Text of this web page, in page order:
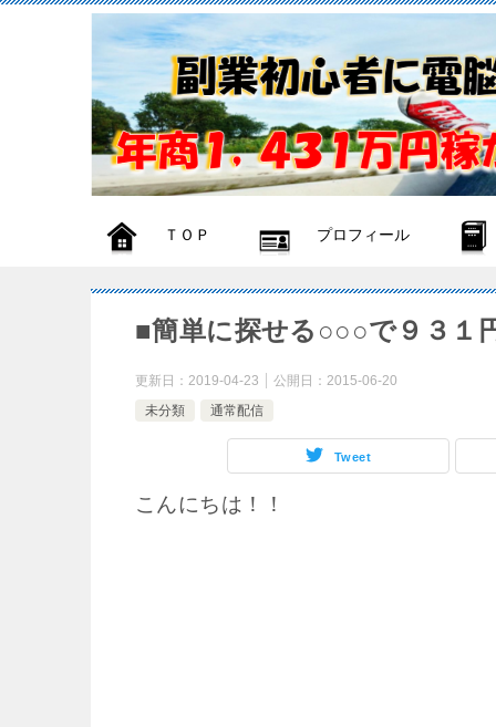
ＴＯＰ プロフィール
■簡単に探せる○○○で９３１
更新日： 2019-04-23 公開日： 2015-06-20
未分類
通常配信
Tweet
こんにちは！！